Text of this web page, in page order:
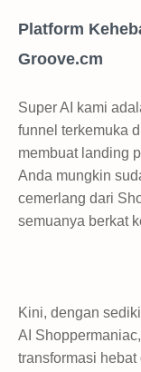
Platform
Groove.cm
Super AI kami
funnel terkemuka
membuat landing
Anda mungkin
cemerlang dari
semuanya berkat
Kini, dengan
AI
transformasi